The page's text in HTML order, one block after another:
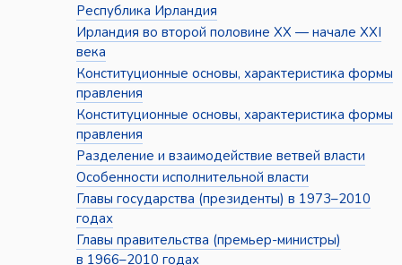
Республика Ирландия
Ирландия во второй половине XX — начале XXI
века
Конституционные основы, характеристика формы
правления
Конституционные основы, характеристика формы
правления
Разделение и взаимодействие ветвей власти
Особенности исполнительной власти
Главы государства (президенты) в 1973–2010
годах
Главы правительства (премьер-министры)
в 1966–2010 годах